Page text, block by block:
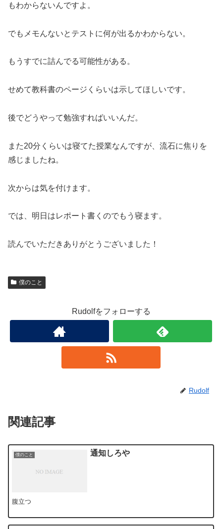
もわからないんですよ。
でもメモんないとテストに何が出るかわからない。
もうすでに詰んでる可能性がある。
せめて教科書のページくらいは示してほしいです。
後でどうやって勉強すればいいんだ。
また20分くらいは寝てた授業なんですが、流石に焦りを
感じましたね。
次からは気を付けます。
では、明日はレポート書くのでもう寝ます。
読んでいただきありがとうございました！
僕のこと
Rudolfをフォローする
Rudolf
関連記事
僕のこと 通知しろや
腹立つ